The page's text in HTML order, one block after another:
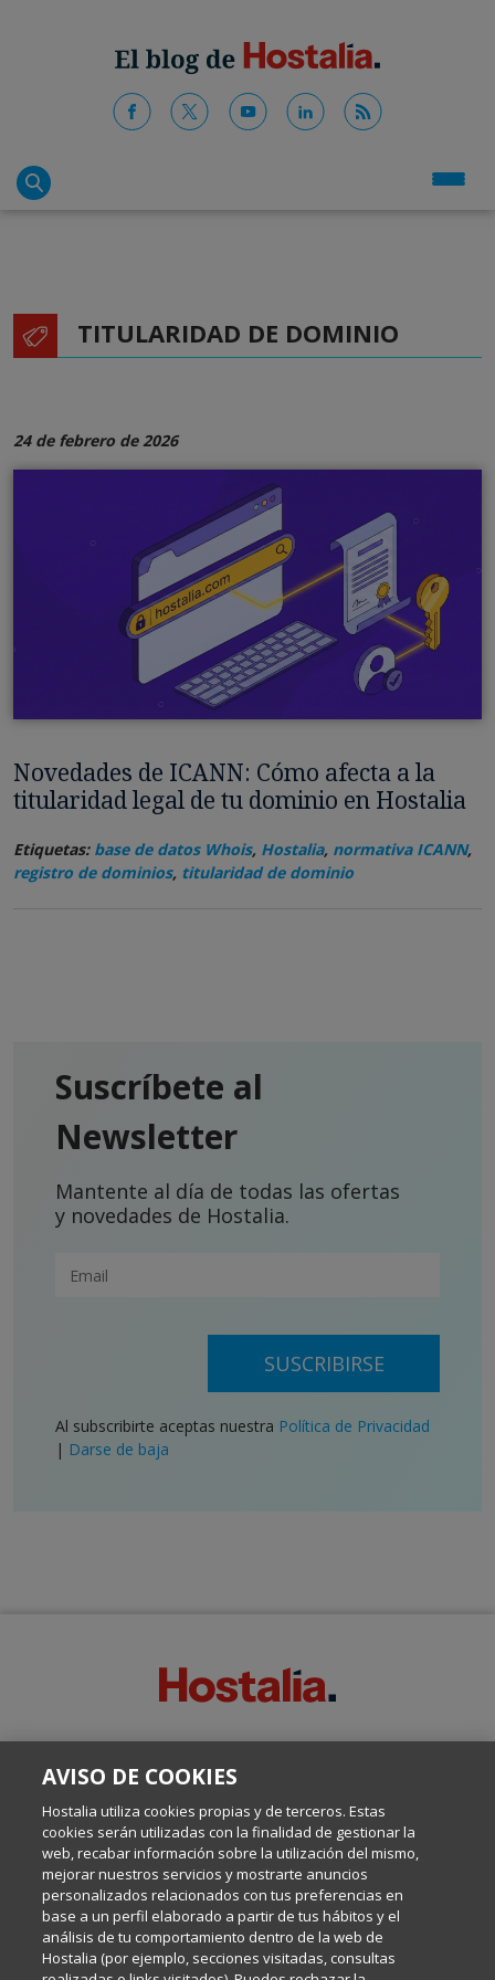
TITULARIDAD DE DOMINIO
24 de febrero de 2026
Novedades de ICANN: Cómo afecta a la
titularidad legal de tu dominio en Hostalia
Etiquetas: base de datos Whois, Hostalia, normativa ICANN,
registro de dominios, titularidad de dominio
Suscríbete al
Newsletter
Mantente al día de todas las ofertas
y novedades de Hostalia.
SUSCRIBIRSE
Al subscribirte aceptas nuestra Política de Privacidad
| Darse de baja
Escrito por el equipo de Comunicación de Hostalia, dirigido por
Internet y Tecnología.
Política de privacidad
Política de cookies
AVISO DE COOKIES
Hostalia utiliza cookies propias y de terceros. Estas
cookies serán utilizadas con la finalidad de gestionar la
web, recabar información sobre la utilización del mismo,
mejorar nuestros servicios y mostrarte anuncios
personalizados relacionados con tus preferencias en
base a un perfil elaborado a partir de tus hábitos y el
análisis de tu comportamiento dentro de la web de
Hostalia (por ejemplo, secciones visitadas, consultas